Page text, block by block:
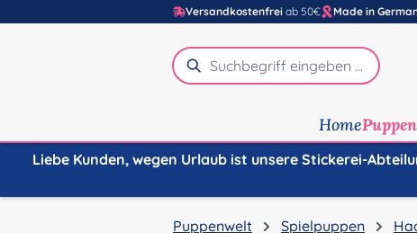
Hauptinhalt springen
Zur Suche springen
Zur Hauptnavigation springen
Versandkostenfrei ab 50€ Made in
Home
Liebe Kunden, wegen Urlaub ist unsere Stickerei-
Puppenwelt Spielpuppen